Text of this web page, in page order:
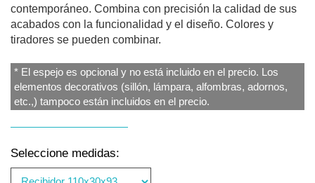
contemporáneo. Combina con precisión la calidad de sus
acabados con la funcionalidad y el diseño. Colores y
tiradores se pueden combinar.
* El espejo es opcional y no está incluido en el precio. Los
elementos decorativos (sillón, lámpara, alfombras, adornos,
etc.,) tampoco están incluidos en el precio.
Seleccione medidas: